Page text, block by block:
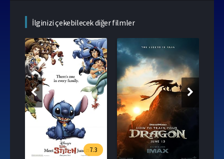
İlginizi çekebilecek diğer filmler
7.3